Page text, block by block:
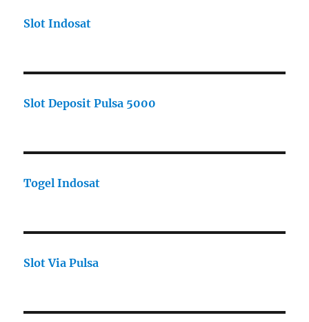
Slot Indosat
Slot Deposit Pulsa 5000
Togel Indosat
Slot Via Pulsa